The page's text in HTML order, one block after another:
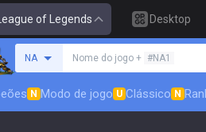
League of Legends Desktop
NA
Procure um invocador
Nome do jogo + #NA1
N Modo de jogo U Clássico N